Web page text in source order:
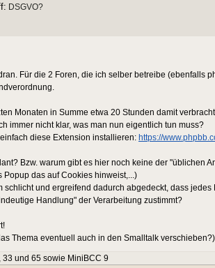
DSGVO?
Für die 2 Foren, die ich selber betreibe (ebenfalls
Monaten in Summe etwa 20 Stunden damit
immer nicht klar, was man nun eigentlich tun muss?
diese Extension installieren: https://
Bzw. warum gibt es hier noch keine der "üblichen
Popup das auf Cookies hinweist,...)
schlicht und ergreifend dadurch abgedeckt, dass
Handlung" der Verarbeitung zustimmt?
Thema eventuell auch in den Smalltalk verschieben?)
und 65 sowie MiniBCC 9